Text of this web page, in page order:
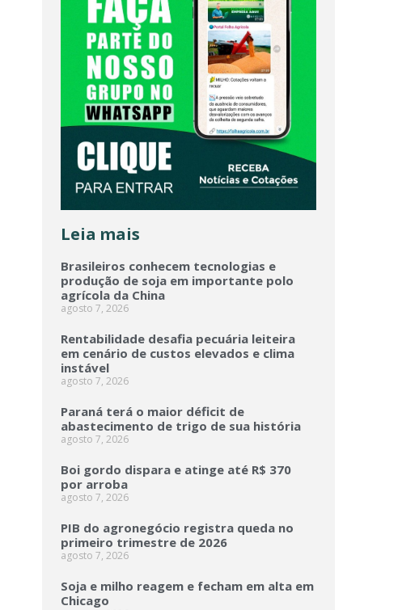
Leia mais
Brasileiros conhecem tecnologias e
produção de soja em importante polo
agrícola da China
agosto 7, 2026
Rentabilidade desafia pecuária leiteira
em cenário de custos elevados e clima
instável
agosto 7, 2026
Paraná terá o maior déficit de
abastecimento de trigo de sua história
agosto 7, 2026
Boi gordo dispara e atinge até R$ 370
por arroba
agosto 7, 2026
PIB do agronegócio registra queda no
primeiro trimestre de 2026
agosto 7, 2026
Soja e milho reagem e fecham em alta em
Chicago